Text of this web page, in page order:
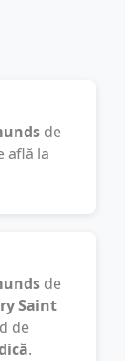
de
află la
de
Saint
de
.